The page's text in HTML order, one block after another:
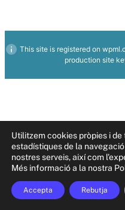
Utilitzem cookies pròpies i
estadístiques de la
nostres serveis, així com
Més informació a la nostra
Accepta Rebutja
This site is registered on
production site